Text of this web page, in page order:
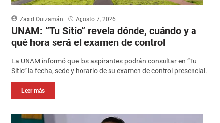
Zasid Quizamán Agosto 7, 2026
UNAM: “Tu Sitio” revela dónde, cuándo y a
qué hora será el examen de control
La UNAM informó que los aspirantes podrán consultar en “Tu
Sitio” la fecha, sede y horario de su examen de control presencial.
Leer más